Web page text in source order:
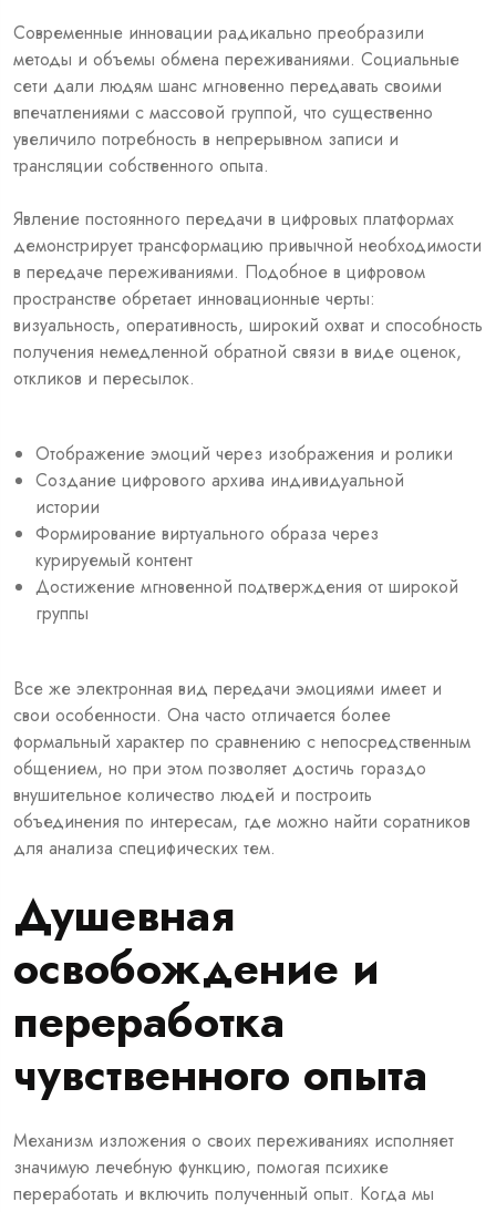
Современные инновации радикально преобразили
методы и объемы обмена переживаниями. Социальные
сети дали людям шанс мгновенно передавать своими
впечатлениями с массовой группой, что существенно
увеличило потребность в непрерывном записи и
трансляции собственного опыта.
Явление постоянного передачи в цифровых платформах
демонстрирует трансформацию привычной необходимости
в передаче переживаниями. Подобное в цифровом
пространстве обретает инновационные черты:
визуальность, оперативность, широкий охват и способность
получения немедленной обратной связи в виде оценок,
откликов и пересылок.
Отображение эмоций через изображения и ролики
Создание цифрового архива индивидуальной
истории
Формирование виртуального образа через
курируемый контент
Достижение мгновенной подтверждения от широкой
группы
Все же электронная вид передачи эмоциями имеет и
свои особенности. Она часто отличается более
формальный характер по сравнению с непосредственным
общением, но при этом позволяет достичь гораздо
внушительное количество людей и построить
объединения по интересам, где можно найти соратников
для анализа специфических тем.
Душевная
освобождение и
переработка
чувственного опыта
Механизм изложения о своих переживаниях исполняет
значимую лечебную функцию, помогая психике
переработать и включить полученный опыт. Когда мы